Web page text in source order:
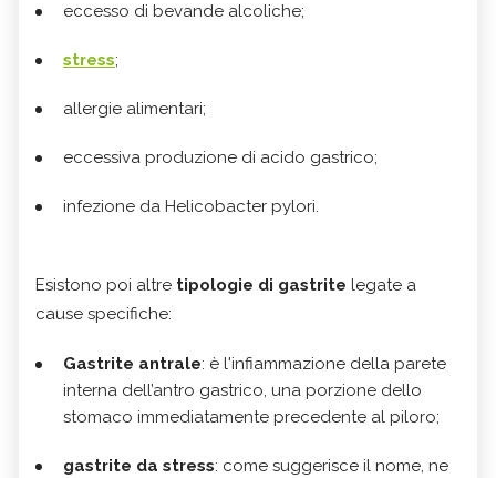
eccesso di bevande alcoliche;
stress;
allergie alimentari;
eccessiva produzione di acido gastrico;
infezione da Helicobacter pylori.
Esistono poi altre tipologie di gastrite legate a
cause specifiche:
Gastrite antrale: è l'infiammazione della parete
interna dell’antro gastrico, una porzione dello
stomaco immediatamente precedente al piloro;
gastrite da stress: come suggerisce il nome, ne